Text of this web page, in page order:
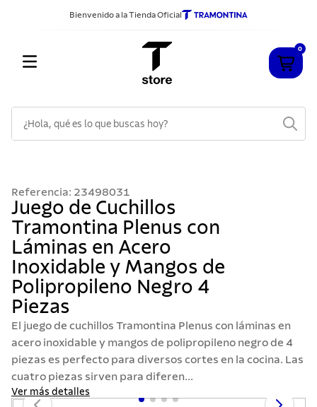
Bienvenido a la Tienda Oficial
0
Referencia: 23498031
Juego de Cuchillos
Tramontina Plenus con
Láminas en Acero
Inoxidable y Mangos de
Polipropileno Negro 4
Piezas
El juego de cuchillos Tramontina Plenus con láminas en
acero inoxidable y mangos de polipropileno negro de 4
piezas es perfecto para diversos cortes en la cocina. Las
cuatro piezas sirven para diferen...
Ver más detalles
2 .
sarten
3.
cubiertos
4.
ollas
5.
acero inoxidable
6.
grano
7.
solar
8.
cuchillo
9.
442
10. termo